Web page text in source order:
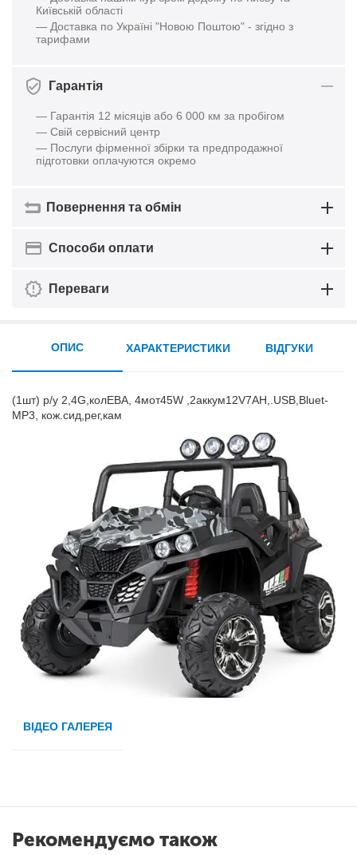
Київській області
— Доставка по Україні "Новою Поштою" - згідно з
тарифами
Гарантія
— Гарантія 12 місяців або 6 000 км за пробігом
— Свій сервісний центр
— Послуги фірменної збірки та предпродажної
підготовки оплачуются окремо
Повернення та обмін
Способи оплати
Переваги
ОПИС
(1шт) р/у 2,4G,колЕВА, 4мот45W ,2аккум12V7AH,.USB,Bluet-
MP3, кож.сид,рег,кам
ХАРАКТЕРИСТИКИ ВІДГУКИ
ВІДЕО ГАЛЕРЕЯ
Рекомендуємо також